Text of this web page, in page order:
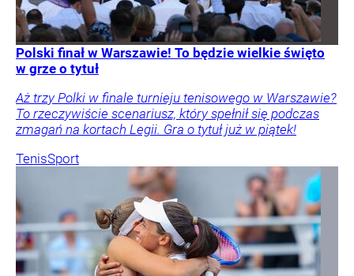
Polski finał w Warszawie! To będzie wielkie święto
w grze o tytuł
Aż trzy Polki w finale turnieju tenisowego w Warszawie?
To rzeczywiście scenariusz, który spełnił się podczas
zmagań na kortach Legii. Gra o tytuł już w piątek!
TenisSport